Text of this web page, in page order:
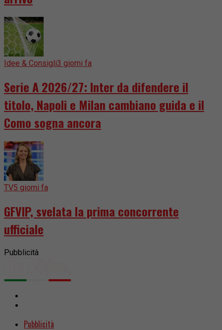
Idee & Consigli3 giorni fa
Serie A 2026/27: Inter da difendere il
titolo, Napoli e Milan cambiano guida e il
Como sogna ancora
TV5 giorni fa
GFVIP, svelata la prima concorrente
ufficiale
Pubblicità
Pubblicità